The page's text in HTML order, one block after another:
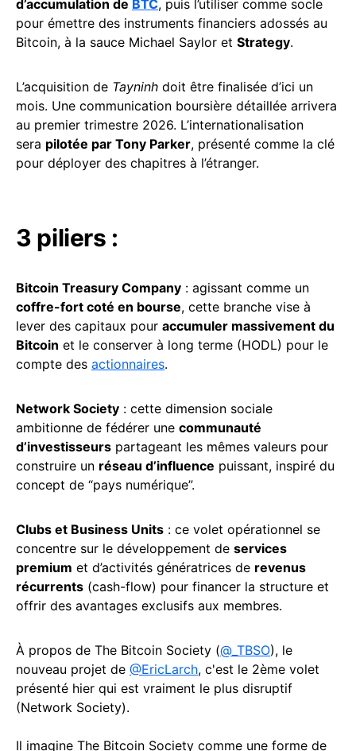
d’accumulation de BTC, puis l’utiliser comme socle
pour émettre des instruments financiers adossés au
Bitcoin, à la sauce Michael Saylor et Strategy.
L’acquisition de Tayninh doit être finalisée d’ici un
mois. Une communication boursière détaillée arrivera
au premier trimestre 2026. L’internationalisation
sera pilotée par Tony Parker, présenté comme la clé
pour déployer des chapitres à l’étranger.
3 piliers :
Bitcoin Treasury Company : agissant comme un
coffre-fort coté en bourse, cette branche vise à
lever des capitaux pour accumuler massivement du
Bitcoin et le conserver à long terme (HODL) pour le
compte des actionnaires.
Network Society : cette dimension sociale
ambitionne de fédérer une communauté
d’investisseurs partageant les mêmes valeurs pour
construire un réseau d’influence puissant, inspiré du
concept de “pays numérique”.
Clubs et Business Units : ce volet opérationnel se
concentre sur le développement de services
premium et d’activités génératrices de revenus
récurrents (cash-flow) pour financer la structure et
offrir des avantages exclusifs aux membres.
À propos de The Bitcoin Society (@_TBSO), le
nouveau projet de @EricLarch, c'est le 2ème volet
présenté hier qui est vraiment le plus disruptif
(Network Society).
Il imagine The Bitcoin Society comme une forme de